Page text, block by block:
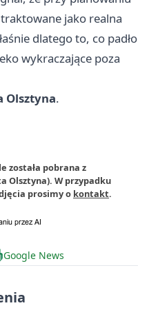
jako realna
dlatego to, co padło
wykraczające poza
Olsztyna.
została pobrana z
Olsztyna). W przypadku
prosimy o kontakt.
Google News